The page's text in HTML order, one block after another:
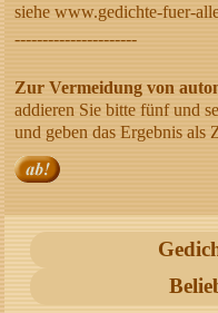
siehe www.gedichte-fuer-
----------------------
Zur Vermeidung von
addieren Sie bitte fünf und
und geben das Ergebnis als